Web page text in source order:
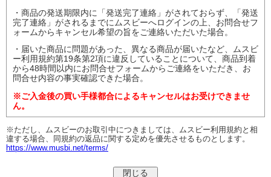
・商品の発送期限内に「発送完了連絡」がされておらず、「発送
完了連絡」がされるまでにムスビーへログインの上、お問合せフ
ォームからキャンセル希望の旨をご連絡いただいた場合。
・届いた商品に問題があった、異なる商品が届いたなど、ムスビ
ー利用規約第19条第2項に違反していることについて、商品到着
から48時間以内にお問合せフォームからご連絡をいただき、お
問合せ内容の事実確認できた場合。
※ご入金後の買い手様都合によるキャンセルはお受けできませ
ん。
※ただし、ムスビーのお取引中につきましては、ムスビー利用規約と相
違する場合、同規約の返品に関する定めを優先させるものとします。
https://www.musbi.net/terms/